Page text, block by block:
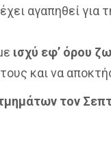
έχει αγαπηθεί για
ισχύ εφ’ όρου
και να
τον